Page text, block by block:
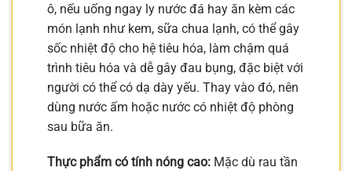
ô, nếu uống ngay ly nước đá hay ăn kèm các
món lạnh như kem, sữa chua lạnh, có thể gây
sốc nhiệt độ cho hệ tiêu hóa, làm chậm quá
trình tiêu hóa và dễ gây đau bụng, đặc biệt với
người có thể có dạ dày yếu. Thay vào đó, nên
dùng nước ấm hoặc nước có nhiệt độ phòng
sau bữa ăn.
Thực phẩm có tính nóng cao: Mặc dù rau tần